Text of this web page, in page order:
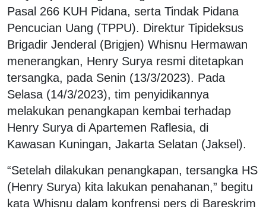
Pasal 266 KUH Pidana, serta Tindak Pidana
Pencucian Uang (TPPU). Direktur Tipideksus
Brigadir Jenderal (Brigjen) Whisnu Hermawan
menerangkan, Henry Surya resmi ditetapkan
tersangka, pada Senin (13/3/2023). Pada
Selasa (14/3/2023), tim penyidikannya
melakukan penangkapan kembai terhadap
Henry Surya di Apartemen Raflesia, di
Kawasan Kuningan, Jakarta Selatan (Jaksel).
“Setelah dilakukan penangkapan, tersangka HS
(Henry Surya) kita lakukan penahanan,” begitu
kata Whisnu dalam konfrensi pers di Bareskrim